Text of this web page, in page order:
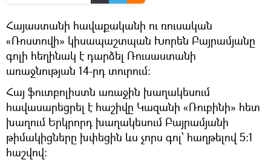
Հայաստանի հավաքականի ու ռուսական
«Ռոստովի» կիսապաշտպան Խորեն Բայրամյանը
գոլի հեղինակ է դարձել Ռուսաստանի
առաջնության 14-րդ տուրում:
Հայ ֆուտբոլիստն առաջին խաղակեսում
հավասարեցրել է հաշիվը Կազանի «Ռուբինի» հետ
խաղում Երկրորդ խաղակեսում Բայրամյանի
թիմակիցները խփեցին ևս չորս գոլ՝ հաղթելով 5:1
հաշվով: